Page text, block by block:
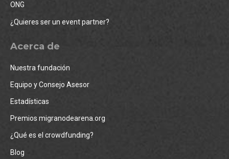
ONG
¿Quieres ser un event partner?
Acerca de
Nuestra fundación
Equipo y Consejo Asesor
Estadísticas
Premios migranodearena.org
¿Qué es el crowdfunding?
Blog